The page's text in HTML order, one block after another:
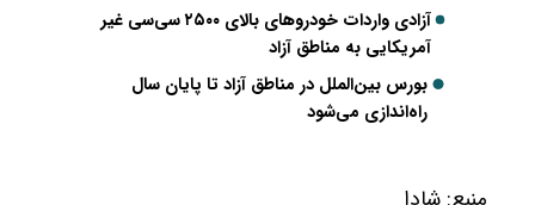
آزادی واردات خودروهای بالای ۲۵۰۰ سی‌سی غیر
آمریکایی به مناطق آزاد
بورس بین‌الملل در مناطق آزاد تا پایان سال
راه‌اندازی می‌شود